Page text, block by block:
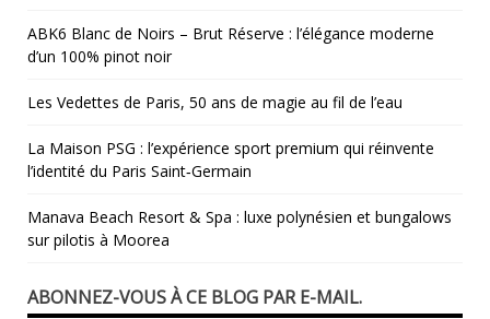
ABK6 Blanc de Noirs – Brut Réserve : l’élégance moderne
d’un 100% pinot noir
Les Vedettes de Paris, 50 ans de magie au fil de l’eau
La Maison PSG : l’expérience sport premium qui réinvente
l’identité du Paris Saint‑Germain
Manava Beach Resort & Spa : luxe polynésien et bungalows
sur pilotis à Moorea
ABONNEZ-VOUS À CE BLOG PAR E-MAIL.